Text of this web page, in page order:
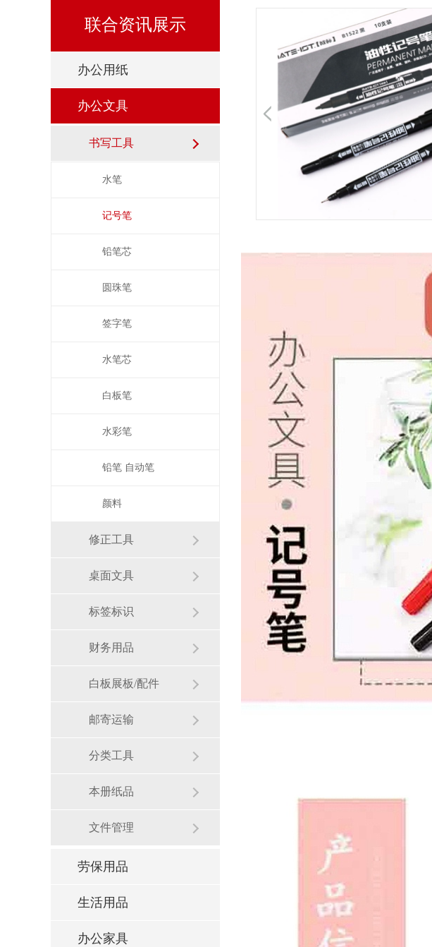
联合资讯展示
办公用纸
办公文具
书写工具
水笔
记号笔
铅笔芯
圆珠笔
签字笔
水笔芯
白板笔
水彩笔
铅笔 自动笔
颜料
修正工具
桌面文具
标签标识
财务用品
白板展板/配件
邮寄运输
分类工具
本册纸品
文件管理
劳保用品
生活用品
办公家具